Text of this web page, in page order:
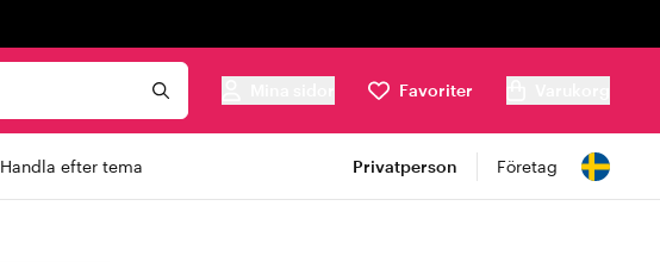
Favoriter
Handla efter tema Privatperson Företag